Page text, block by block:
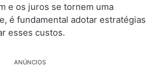
e os juros se tornem uma
é fundamental adotar estratégias
esses custos.
ANÚNCIOS